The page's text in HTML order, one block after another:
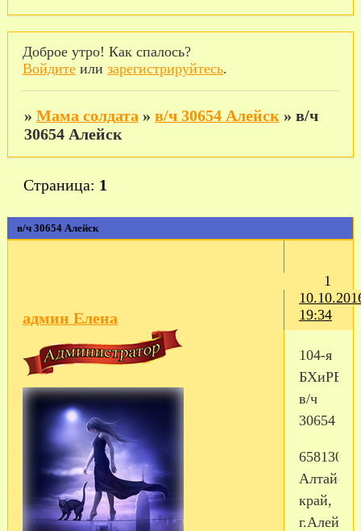
Доброе утро! Как спалось?
Войдитеили зарегистрируйтесь.
» Мама солдата » в/ч 30654 Алейск » в/ч
30654 Алейск
в/ч 30654 Алейск
Страница: 1
1
19:34
админ Елена
104-я
БХиРВТ
в/ч
30654
658130,
край,
г.Алейск,